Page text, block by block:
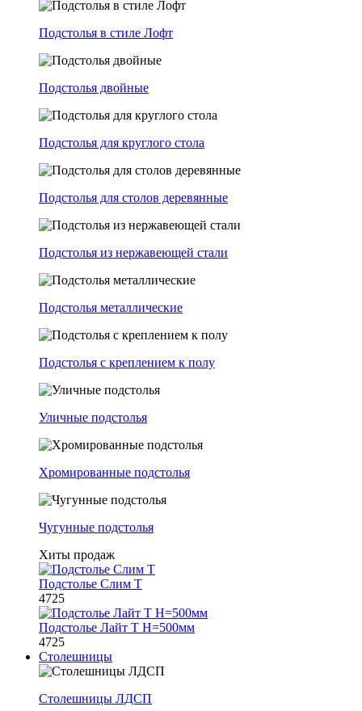
Подстолья в стиле Лофт
Подстолья двойные
Подстолья для круглого стола
Подстолья для столов деревянные
Подстолья из нержавеющей стали
Подстолья металлические
Подстолья с креплением к полу
Уличные подстолья
Хромированные подстолья
Чугунные подстолья
Хиты продаж
Подстолье Слим Т
4725
Подстолье Лайт Т H=500мм
4725
Столешницы
Столешницы ЛДСП